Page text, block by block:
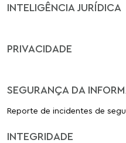
INTELIGÊNCIA JURÍDICA
PRIVACIDADE
SEGURANÇA DA
Reporte de incidentes de
INTEGRIDADE